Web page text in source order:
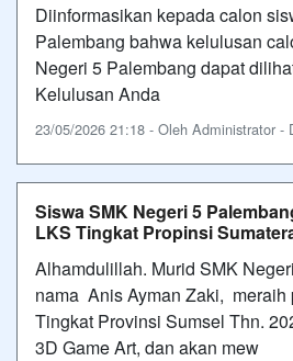
Diinformasikan kepada calon
Palembang bahwa kelulusan
Negeri 5 Palembang dapat
Kelulusan Anda
23/05/2026 21:18 - Oleh Administrator -
Siswa SMK Negeri 5
LKS Tingkat Propinsi
Alhamdulillah. Murid SMK
nama Anis Ayman Zaki, meraih
Tingkat Provinsi Sumsel Thn.
3D Game Art, dan akan mew